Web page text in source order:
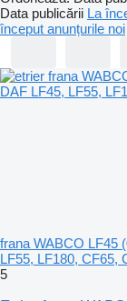
Data publicării La
început anunțurile noi
frana WABCO LF45
LF55, LF180, CF65,
5